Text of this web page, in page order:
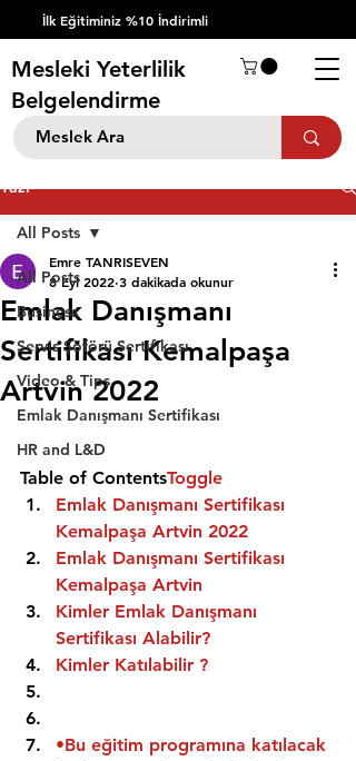
İlk Eğitiminiz %10 İndirimli
Mesleki Yeterlilik
Belgelendirme
Yazı
All Posts
Business
Servis Şöförü Sertifikası
Video & Tips
Emlak Danışmanı Sertifikası
HR and L&D
All Posts
Emlak Danışmanı
Sertifikası Kemalpaşa
Artvin 2022
Emre TANRISEVEN
8 Eyl 2022 3 dakikada okunur
Table of ContentsToggle
Emlak Danışmanı Sertifikası
Kemalpaşa Artvin 2022
Emlak Danışmanı Sertifikası
Kemalpaşa Artvin
Kimler Emlak Danışmanı
Sertifikası Alabilir?
Kimler Katılabilir ?
•Bu eğitim programına katılacak